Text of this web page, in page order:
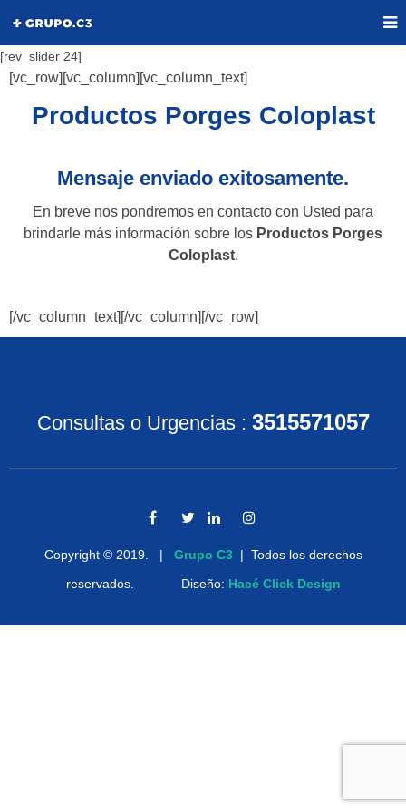
[rev_slider 24]
[vc_row][vc_column][vc_column_text]
Productos Porges Coloplast
Mensaje enviado exitosamente.
En breve nos pondremos en contacto con Usted para
brindarle más información sobre los Productos Porges
Coloplast.
[/vc_column_text][/vc_column][/vc_row]
Consultas o Urgencias : 3515571057
Copyright © 2019. | Grupo C3| Todos los derechos
reservados. Diseño: Hacé Click Design